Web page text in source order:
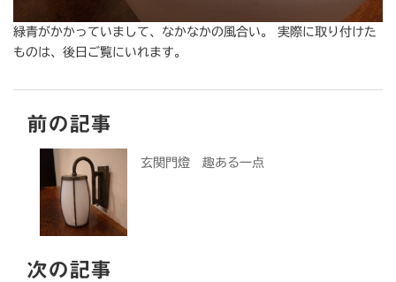
緑青がかかっていまして、なかなかの風合い。 実際に取り付けた
ものは、後日ご覧にいれます。
前の記事
玄関門燈 趣ある一点
次の記事